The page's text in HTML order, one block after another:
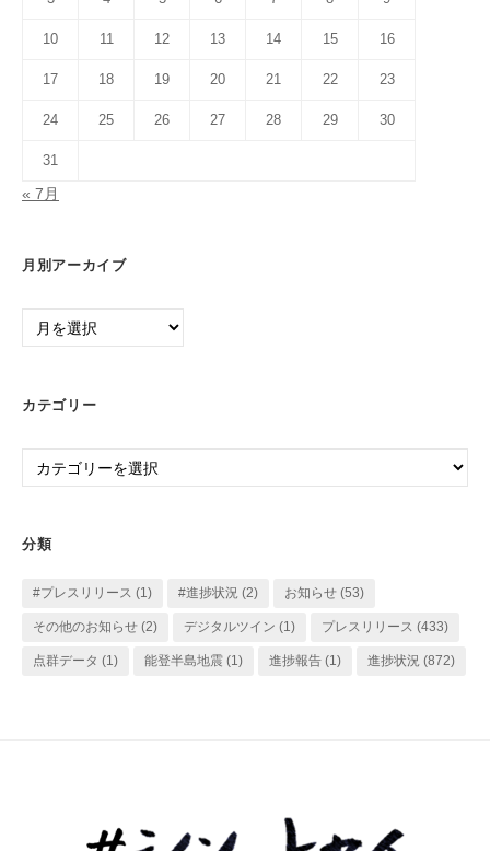
10 11 12 13 14 15 16
17 18 19 20 21 22 23
24 25 26 27 28 29 30
31
« 7月
月別アーカイブ
月
カ
カテゴリー
カ
ー
分類
#プレスリリース (1) #進捗状況 (2) お知らせ (53)
その他のお知らせ (2) デジタルツイン (1) プレスリリース (433)
点群データ (1) 能登半島地震 (1) 進捗報告 (1) 進捗状況 (872)